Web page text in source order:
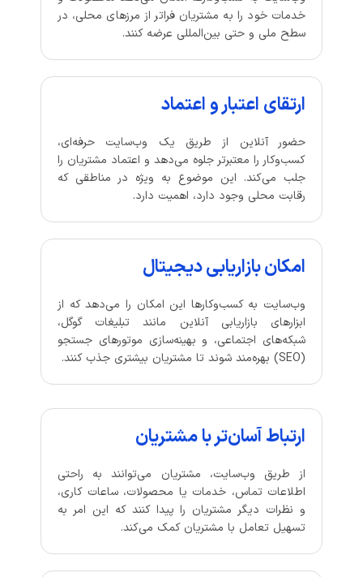
خدمات خود را به مشتریان فراتر از مرزهای محلی، در
سطح ملی و حتی بین‌المللی عرضه کنند.
ارتقای اعتبار و اعتماد
حضور آنلاین از طریق یک وب‌سایت حرفه‌ای،
کسب‌وکار را معتبرتر جلوه می‌دهد و اعتماد مشتریان را
جلب می‌کند. این موضوع به ویژه در مناطقی که
رقابت محلی وجود دارد، اهمیت دارد.
امکان بازاریابی دیجیتال
وب‌سایت به کسب‌وکارها این امکان را می‌دهد که از
ابزارهای بازاریابی آنلاین مانند تبلیغات گوگل،
شبکه‌های اجتماعی، و بهینه‌سازی موتورهای جستجو
(SEO) بهره‌مند شوند تا مشتریان بیشتری جذب کنند.
ارتباط آسان‌تر با مشتریان
از طریق وب‌سایت، مشتریان می‌توانند به راحتی
اطلاعات تماس، خدمات یا محصولات، ساعات کاری،
و نظرات دیگر مشتریان را پیدا کنند که این امر به
تسهیل تعامل با مشتریان کمک می‌کند.